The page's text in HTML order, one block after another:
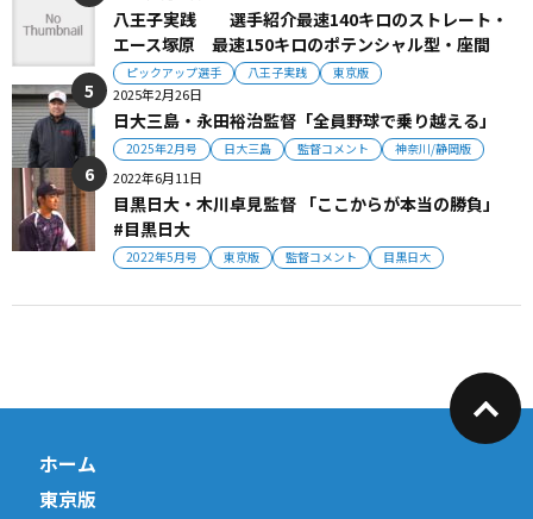
八王子実践 選手紹介最速140キロのストレート・
エース塚原 最速150キロのポテンシャル型・座間
ピックアップ選手 八王子実践 東京版
2025年2月26日
日大三島・永田裕治監督「全員野球で乗り越える」
2025年2月号 日大三島 監督コメント 神奈川/静岡版
2022年6月11日
目黒日大・木川卓見監督 「ここからが本当の勝負」
#目黒日大
2022年5月号 東京版 監督コメント 目黒日大
ホーム
東京版